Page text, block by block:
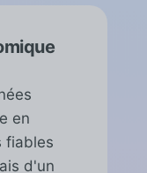
en
fiables
d'un